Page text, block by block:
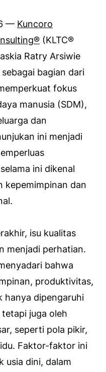
— Kuncoro
(KLTC®
Ratry Arsiwie
bagian dari
fokus
manusia (SDM),
dan
ini menjadi
ini dikenal
kepemimpinan dan
isu kualitas
menjadi perhatian.
bahwa
produktivitas,
hanya dipengaruhi
juga oleh
seperti pola pikir,
Faktor-faktor ini
usia dini, dalam